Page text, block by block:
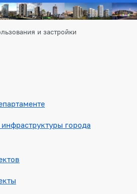
и застройки
города